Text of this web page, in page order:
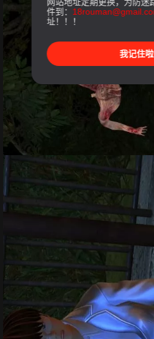
件到：
址！！！
我记住啦